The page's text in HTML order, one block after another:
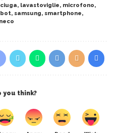
, lavastoviglie, microfono,
, samsung, smartphone,
you think?